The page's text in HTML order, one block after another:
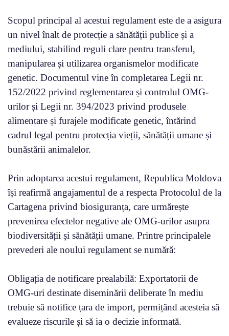
Scopul principal al acestui regulament este de a asigura
un nivel înalt de protecție a sănătății publice și a
mediului, stabilind reguli clare pentru transferul,
manipularea și utilizarea organismelor modificate
genetic. Documentul vine în completarea Legii nr.
152/2022 privind reglementarea și controlul OMG-
urilor și Legii nr. 394/2023 privind produsele
alimentare și furajele modificate genetic, întărind
cadrul legal pentru protecția vieții, sănătății umane și
bunăstării animalelor.
Prin adoptarea acestui regulament, Republica Moldova
își reafirmă angajamentul de a respecta Protocolul de la
Cartagena privind biosiguranța, care urmărește
prevenirea efectelor negative ale OMG-urilor asupra
biodiversității și sănătății umane. Printre principalele
prevederi ale noului regulament se numără:
Obligația de notificare prealabilă: Exportatorii de
OMG-uri destinate diseminării deliberate în mediu
trebuie să notifice țara de import, permițând acesteia să
evalueze riscurile și să ia o decizie informată.